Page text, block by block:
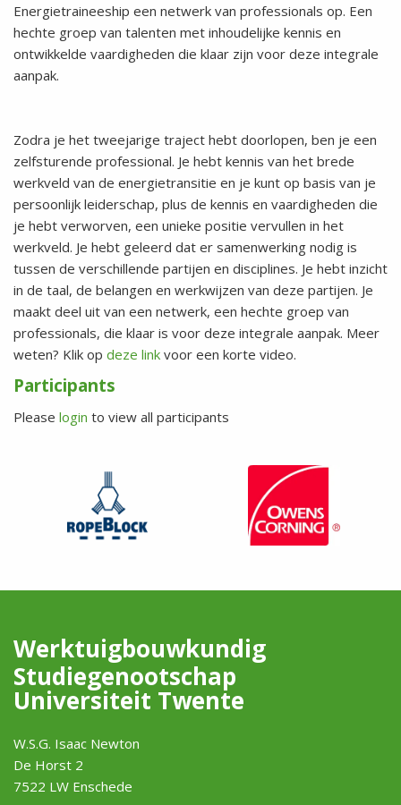
Energietraineeship een netwerk van professionals op. Een
hechte groep van talenten met inhoudelijke kennis en
ontwikkelde vaardigheden die klaar zijn voor deze integrale
aanpak.
Zodra je het tweejarige traject hebt doorlopen, ben je een
zelfsturende professional. Je hebt kennis van het brede
werkveld van de energietransitie en je kunt op basis van je
persoonlijk leiderschap, plus de kennis en vaardigheden die
je hebt verworven, een unieke positie vervullen in het
werkveld. Je hebt geleerd dat er samenwerking nodig is
tussen de verschillende partijen en disciplines. Je hebt inzicht
in de taal, de belangen en werkwijzen van deze partijen. Je
maakt deel uit van een netwerk, een hechte groep van
professionals, die klaar is voor deze integrale aanpak. Meer
weten? Klik op deze link voor een korte video.
Participants
Please login to view all participants
Werktuigbouwkundig
Studiegenootschap
Universiteit Twente
W.S.G. Isaac Newton
De Horst 2
7522 LW Enschede